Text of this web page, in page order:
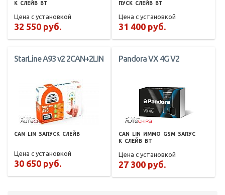
К СЛЕЙВ BT
Цена с установкой
32 550 руб.
ПУСК СЛЕЙВ BT
Цена с установкой
31 400 руб.
StarLine A93 v2 2CAN+2LIN
CAN LIN ЗАПУСК СЛЕЙВ
Цена с установкой
30 650 руб.
Pandora VX 4G V2
CAN LIN ИММО GSM ЗАПУС
К СЛЕЙВ BT
Цена с установкой
27 300 руб.